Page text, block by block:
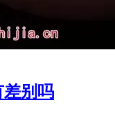
差别吗